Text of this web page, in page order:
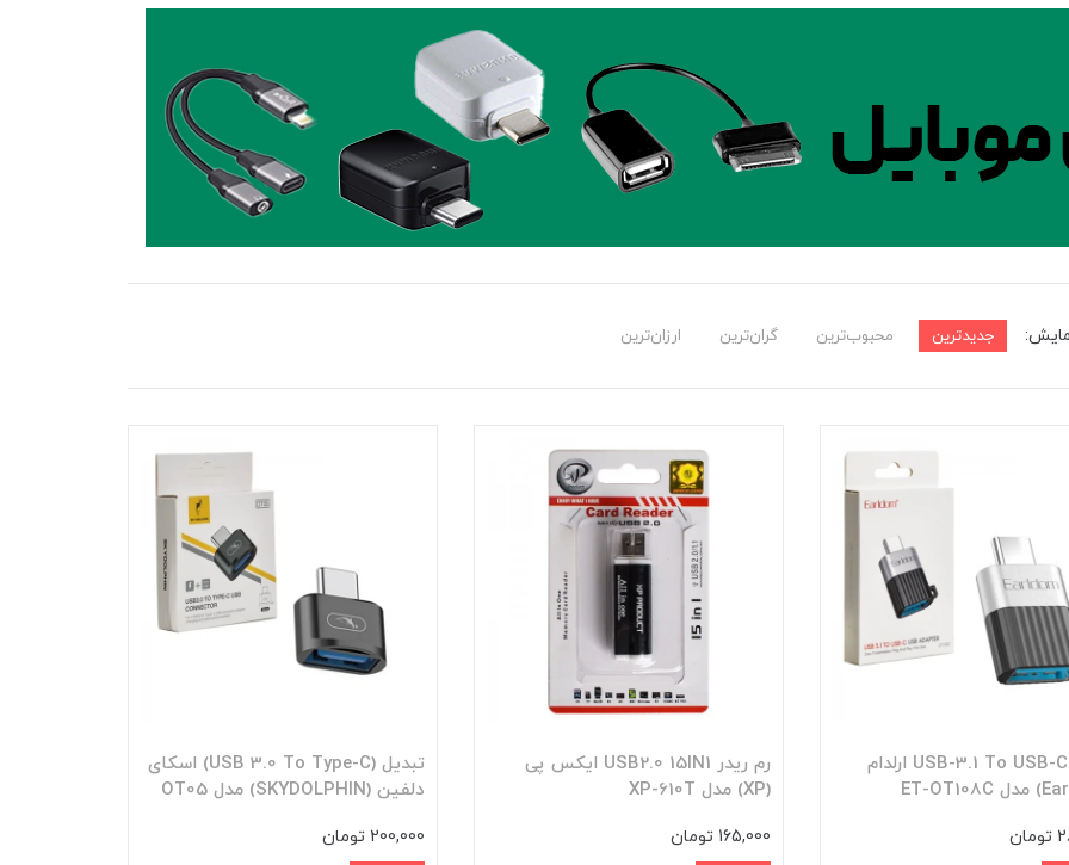
جدیدترین محبوب‌ترین گران‌ترین ارزان‌ترین
تبدیل USB-3.1 To USB-C ارلدام
رم ریدر USB2.0 15IN1 ایکس پی
(XP) مدل XP-610T
165,000 تومان
تبدیل (USB 3.0 To Type-C) اسکای
دلفین (SKYDOLPHIN) مدل OT05
200,000 تومان